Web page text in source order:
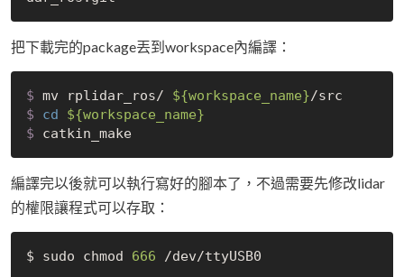
把下載完的package丟到workspace內編譯：
$ mv rplidar_ros/ ${workspace_name}/src
$
cd
${workspace_name}
$ catkin_make
編譯完以後就可以執行寫好的腳本了，不過需要先修改lidar
的權限讓程式可以存取：
$ sudo chmod 666